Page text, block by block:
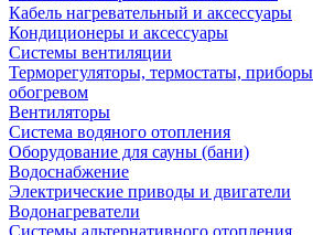
Кабель нагревательный и аксессуары
Кондиционеры и аксессуары
Системы вентиляции
Терморегуляторы, термостаты,
обогревом
Вентиляторы
Система водяного отопления
Оборудование для сауны (бани)
Водоснабжение
Электрические приводы и двигатели
Водонагреватели
Системы альтернативного отопления